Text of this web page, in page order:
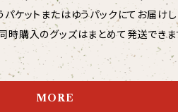
のアンサンブルにおいても高い評価
編曲などをはじめとする作編曲の分
県の音楽家を集めた信州音楽博覧会
アノコンクール大賞。 ノアン・フェス
年1stアルバム『言の葉Music』で
公式ホームページ https://takumi-
パケットまたはゆうパックにてお届
ご注文は厚紙補強＋封筒で折れ・破損
MORE